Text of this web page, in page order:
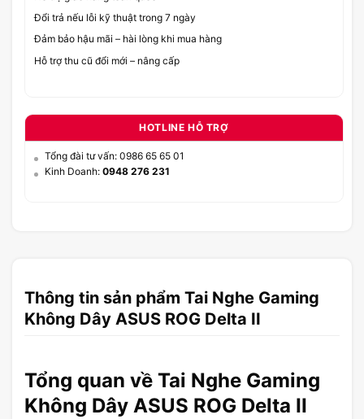
Đổi trả nếu lỗi kỹ thuật trong 7 ngày
Đảm bảo hậu mãi – hài lòng khi mua hàng
Hỗ trợ thu cũ đổi mới – nâng cấp
HOTLINE HỖ TRỢ
Tổng đài tư vấn: 0986 65 65 01
Kinh Doanh: 0948 276 231
Thông tin sản phẩm Tai Nghe Gaming
Không Dây ASUS ROG Delta II
Tổng quan về Tai Nghe Gaming
Không Dây ASUS ROG Delta II